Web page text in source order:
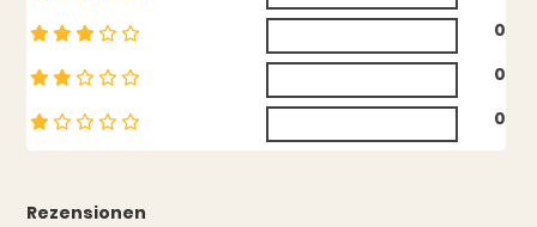
Rezensionen
0
0
0